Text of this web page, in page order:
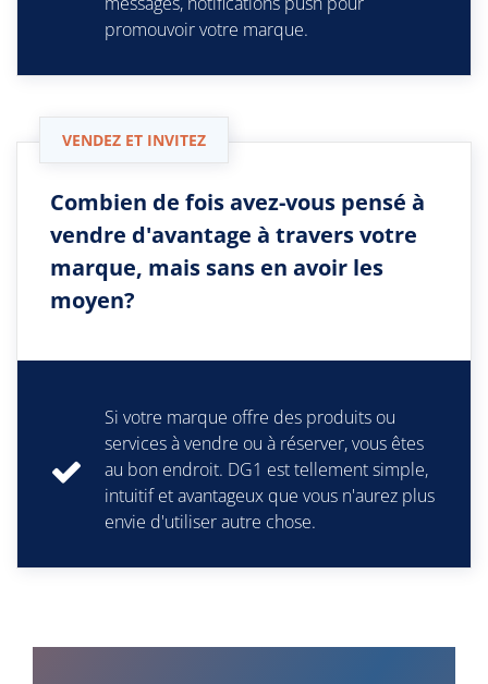
promouvoir votre marque.
Combien de fois avez-vous pensé à
vendre d'avantage à travers votre
marque, mais sans en avoir les
moyen?
Si votre marque offre des produits ou
services à vendre ou à réserver, vous êtes
au bon endroit. DG1 est tellement simple,
intuitif et avantageux que vous n'aurez plus
envie d'utiliser autre chose.
VENDEZ ET INVITEZ